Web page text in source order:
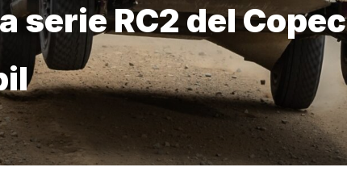
serie RC2 del Copec